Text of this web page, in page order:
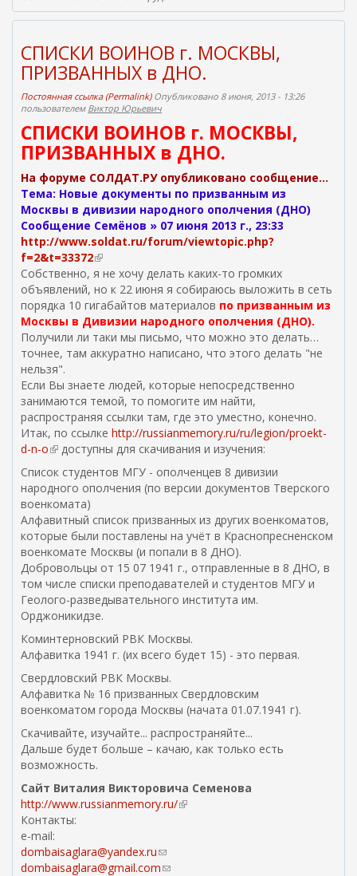
ш
я
я
с
л
к
СПИСКИ ВОИНОВ г. МОСКВЫ,
ПРИЗВАННЫХ в ДНО.
Постоянная ссылка (Permalink)Опубликовано 8 июня, 2013 - 13:26
пользователем Виктор Юрьевич
СПИСКИ ВОИНОВ г. МОСКВЫ,
ПРИЗВАННЫХ в ДНО.
На форуме СОЛДАТ.РУ опубликовано сообщение…
Тема: Новые документы по призванным из
Москвы в дивизии народного ополчения (ДНО)
Сообщение Семёнов » 07 июня 2013 г., 23:33
http://www.soldat.ru/forum/viewtopic.php?
f=2&t=33372(
в
н
е
ш
н
я
с
с
ы
л
к
)
Собственно, я не хочу делать каких-то громких
объявлений, но к 22 июня я собираюсь выложить в сеть
порядка 10 гигабайтов материалов по призванным из
Москвы в Дивизии народного ополчения (ДНО).
Получили ли таки мы письмо, что можно это делать…
точнее, там аккуратно написано, что этого делать "не
нельзя".
Если Вы знаете людей, которые непосредственно
занимаются темой, то помогите им найти,
распространяя ссылки там, где это уместно, конечно.
Итак, по ссылке http://russianmemory.ru/ru/legion/proekt-
d-n-o(
н
е
ш
н
я
я
с
с
ы
л
к
а
)
доступны для скачивания и изучения:
Список студентов МГУ - ополченцев 8 дивизии
народного ополчения (по версии документов Тверского
военкомата)
Алфавитный список призванных из других военкоматов,
которые были поставлены на учёт в Краснопресненском
военкомате Москвы (и попали в 8 ДНО).
Добровольцы от 15 07 1941 г., отправленные в 8 ДНО, в
том числе списки преподавателей и студентов МГУ и
Геолого-разведывательного института им.
Орджоникидзе.
Коминтерновский РВК Москвы.
Алфавитка 1941 г. (их всего будет 15) - это первая.
Свердловский РВК Москвы.
Алфавитка № 16 призванных Свердловским
военкоматом города Москвы (начата 01.07.1941 г).
Скачивайте, изучайте... распространяйте...
Дальше будет больше – качаю, как только есть
возможность.
Сайт Виталия Викторовича Семенова
http://www.russianmemory.ru/(
Контакты:
e-mail:
dombaisaglara@yandex.ru(
с
dombaisaglara@gmail.com(